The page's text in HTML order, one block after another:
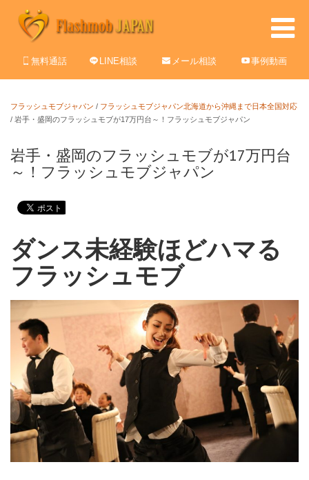
無料通話 LINE相談 メール相談 事例動画
フラッシュモブジャパン / フラッシュモブジャパン北海道から沖縄まで日本全国対応
/ 岩手・盛岡のフラッシュモブが17万円台～！フラッシュモブジャパン
岩手・盛岡のフラッシュモブが17万円台
～！フラッシュモブジャパン
ダンス未経験ほどハマる
フラッシュモブ